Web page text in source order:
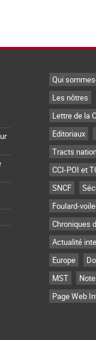
Qui
Les nôtres
Lettre de la
Editoriaux
Tracts
CCI-POI et
SNCF
Foulard-
Chroniques
Actualité
Europe
MST
Page Web